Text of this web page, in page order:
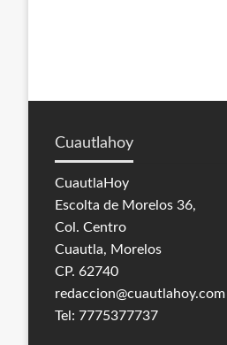
Cuautlahoy
CuautlaHoy
Escolta de Morelos 36,
Col. Centro
Cuautla, Morelos
CP. 62740
redaccion@cuautlahoy.com
Tel: 7775377737